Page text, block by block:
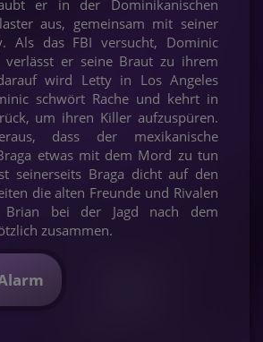
er in der Dominikanischen
aus, gemeinsam mit seiner
Als das FBI versucht, Dominic
verlässt er seine Braut zu ihrem
wird Letty in Los Angeles
schwört Rache und kehrt in
um ihren Killer aufzuspüren.
dass der mexikanische
etwas mit dem Mord zu tun
seinerseits Braga dicht auf den
die alten Freunde und Rivalen
Brian bei der Jagd nach dem
zusammen.